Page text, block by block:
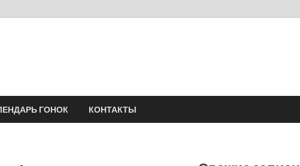
ГОНОК КОНТАКТЫ